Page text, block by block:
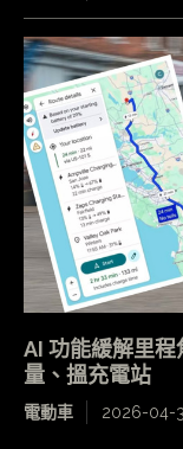
AI 功能緩解里
量、搵充電站
電動車 2026-04-